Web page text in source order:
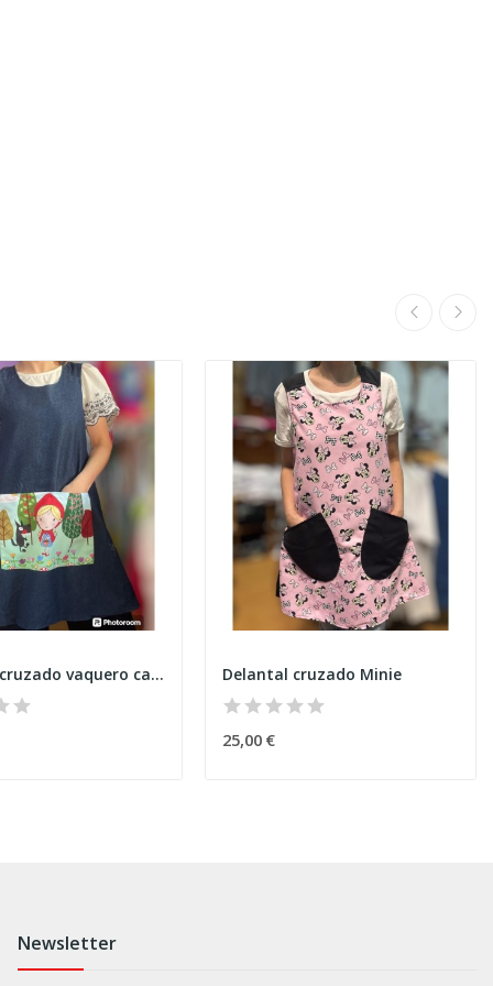
Delantal cruzado vaquero capuchino rojo Delantal cruzado Minie
25,00 €
Newsletter